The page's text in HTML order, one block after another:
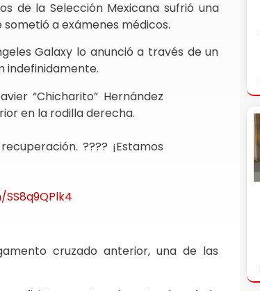
de la Selección Mexicana sufrió una
a exámenes médicos.
Galaxy lo anunció a través de un
indefinidamente.
“Chicharito” Hernández
en la rodilla derecha.
???? ¡Estamos
cruzado anterior, una de las